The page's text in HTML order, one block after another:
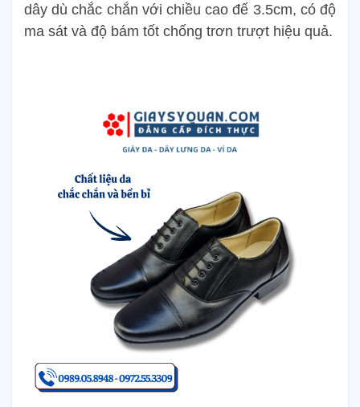
dây dù chắc chắn với chiều cao đế 3.5cm, có độ
ma sát và độ bám tốt chống trơn trượt hiệu quả.